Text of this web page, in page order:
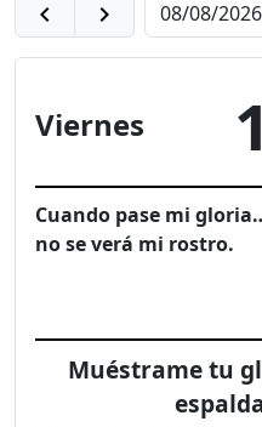
navigate_before navigate_next
Viernes
Cuando pase mi
no se verá mi rostro.
Muéstrame tu